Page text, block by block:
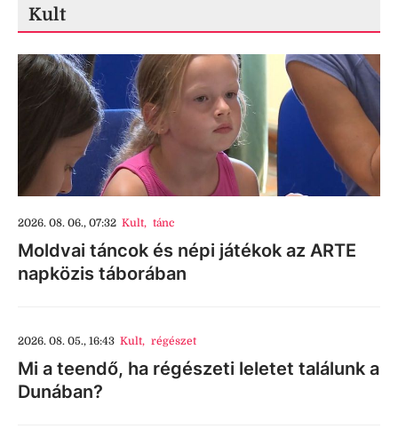
Kult
2026. 08. 06., 07:32 Kult, tánc
Moldvai táncok és népi játékok az ARTE
napközis táborában
2026. 08. 05., 16:43 Kult, régészet
Mi a teendő, ha régészeti leletet találunk a
Dunában?